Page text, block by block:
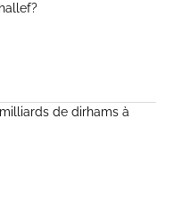
de dirhams à